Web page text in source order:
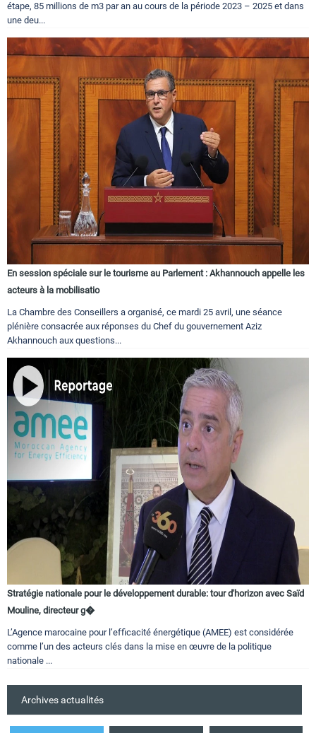
étape, 85 millions de m3 par an au cours de la période 2023 – 2025 et dans
une deu...
En session spéciale sur le tourisme au Parlement : Akhannouch appelle les
acteurs à la mobilisatio
La Chambre des Conseillers a organisé, ce mardi 25 avril, une séance
plénière consacrée aux réponses du Chef du gouvernement Aziz
Akhannouch aux questions...
Stratégie nationale pour le développement durable: tour d'horizon avec Saïd
Mouline, directeur g�
L’Agence marocaine pour l’efficacité énergétique (AMEE) est considérée
comme l’un des acteurs clés dans la mise en œuvre de la politique
nationale ...
Archives actualités